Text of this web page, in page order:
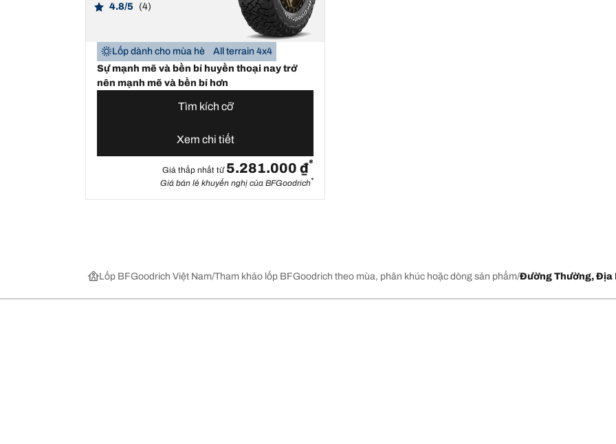
4.8/5 (4)
Lốp dành cho mùa hè
All terrain 4x4
Sự mạnh mẽ và bền bỉ huyền thoại nay trở
nên mạnh mẽ và bền bỉ hơn
Tìm kích cỡ
Xem chi tiết
Giá thấp nhất từ 5.281.000 ₫*
Giá bán lẻ khuyến nghị của BFGoodrich*
Lốp BFGoodrich Việt Nam Tham khảo lốp BFGoodrich theo mùa, phân khúc hoặc dòng sản phẩm Đường Thường, Địa